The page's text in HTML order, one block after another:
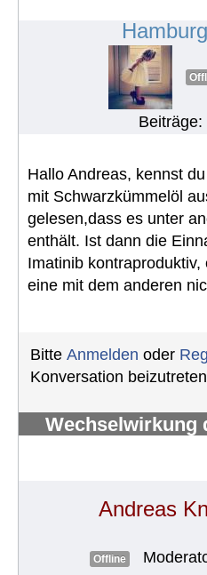
Beiträge:
Hallo Andreas, kennst
mit Schwarzkümmelöl
gelesen,dass es unter
enthält. Ist dann die
Imatinib kontraproduktiv,
eine mit dem anderen
Bitte Anmelden oder
Konversation
Wechselwirkung
Andreas
Offline